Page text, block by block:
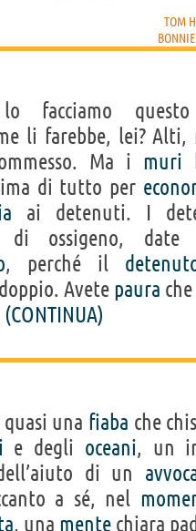
TOM
lo facciamo
li farebbe, lei?
Ma i muri
di tutto per
ai detenuti. I
di ossigeno, date
, perché il
Avete paura
(CONTINUA)
quasi una fiaba che
e degli oceani, un
di un
a sé, nel
, una mente chiara